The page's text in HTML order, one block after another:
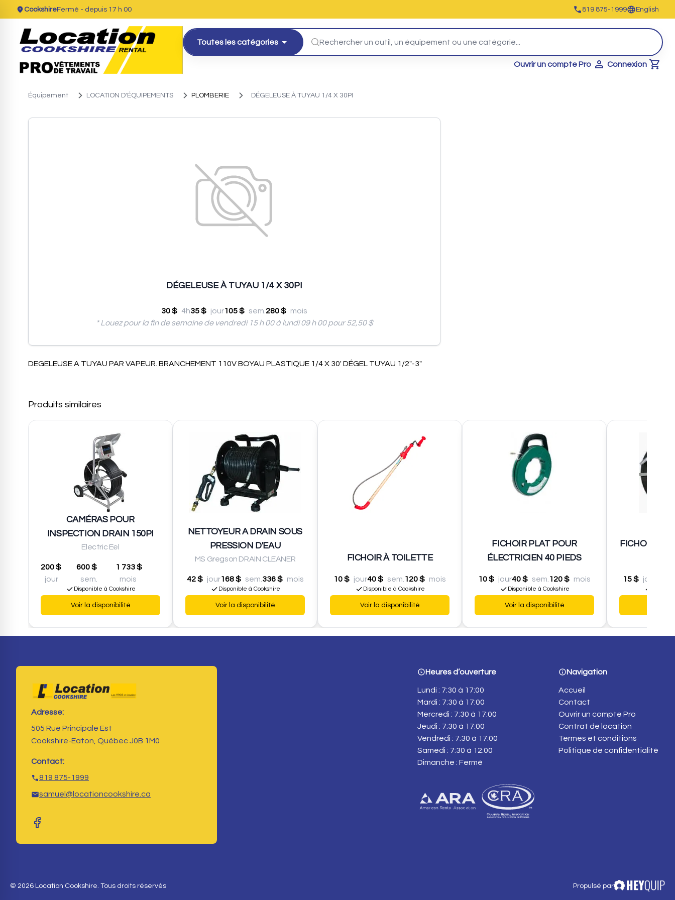
CookshireFermé - depuis 17 h 00 819 875-1999 English
Toutes les catégories
Ouvrir un compte Pro Connexion
Cart
Équipement LOCATION D'ÉQUIPEMENTS PLOMBERIE DÉGELEUSE À TUYAU 1/4 X 30PI
DÉGELEUSE À TUYAU 1/4 X 30PI
30 $ 4h35 $ jour105 $ sem. 280 $ mois
* Louez pour la fin de semaine de vendredi 15 h 00 à lundi 09 h 00 pour 52,50 $
DEGELEUSE A TUYAU PAR VAPEUR. BRANCHEMENT 110V BOYAU PLASTIQUE 1/4 X 30' DÉGEL TUYAU 1/2"-3"
Produits similaires
CAMÉRAS POUR
INSPECTION DRAIN 150PI
Electric Eel
200 $
jour
600 $
sem.
1 733 $
mois
Disponible à Cookshire
Voir la disponibilité
NETTOYEUR A DRAIN SOUS
PRESSION D'EAU
MS Gregson DRAIN CLEANER
42 $ jour168 $ sem. 336 $ mois
Disponible à Cookshire
Voir la disponibilité
FICHOIR À TOILETTE
10 $ jour40 $ sem. 120 $ mois
Disponible à Cookshire
Voir la disponibilité
FICHOIR PLAT POUR
ÉLECTRICIEN 40 PIEDS
10 $ jour40 $ sem. 120 $ mois
Disponible à Cookshire
Voir la disponibilité
FICHOIR
15 $ jour
Adresse:
505 Rue Principale Est
Cookshire-Eaton, Québec J0B 1M0
Contact:
819 875-1999
samuel@locationcookshire.ca
Heures d’ouverture
Lundi : 7:30 à 17:00
Mardi : 7:30 à 17:00
Mercredi : 7:30 à 17:00
Jeudi : 7:30 à 17:00
Vendredi : 7:30 à 17:00
Samedi : 7:30 à 12:00
Dimanche : Fermé
Navigation
Accueil
Contact
Ouvrir un compte Pro
Contrat de location
Termes et conditions
Politique de confidentialité
© 2026 Location Cookshire. Tous droits réservés Propulsé par